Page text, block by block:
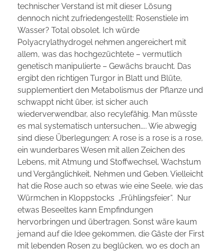
technischer Verstand ist mit dieser Lösung
dennoch nicht zufriedengestellt: Rosenstiele im
Wasser? Total obsolet. Ich würde
Polyacrylathydrogel nehmen angereichert mit
allem, was das hochgezüchtete – vermutlich
genetisch manipulierte – Gewächs braucht. Das
ergibt den richtigen Turgor in Blatt und Blüte,
supplementiert den Metabolismus der Pflanze und
schwappt nicht über, ist sicher auch
wiederverwendbar, also recylefähig. Man müsste
es mal systematisch untersuchen….. Wie abwegig
sind diese Überlegungen: A rose is a rose is a rose,
ein wunderbares Wesen mit allen Zeichen des
Lebens, mit Atmung und Stoffwechsel, Wachstum
und Vergänglichkeit, Nehmen und Geben. Vielleicht
hat die Rose auch so etwas wie eine Seele, wie das
Würmchen in Kloppstocks „Frühlingsfeier“. Nur
etwas Beseeltes kann Empfindungen
hervorbringen und übertragen. Sonst wäre kaum
jemand auf die Idee gekommen, die Gäste der First
mit lebenden Rosen zu beglücken, wo es doch an